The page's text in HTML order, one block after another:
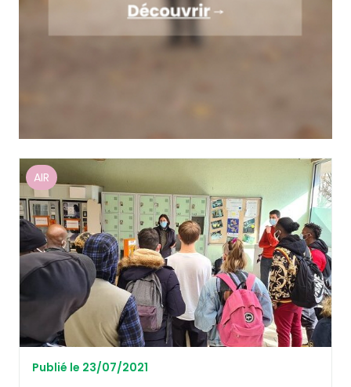
AIR
Publié le 23/07/2021